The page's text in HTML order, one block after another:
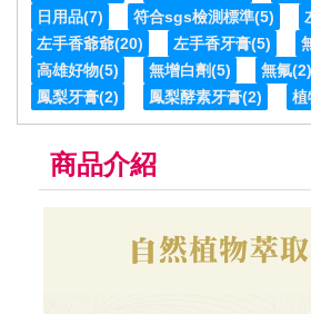
日用品(7) 符合sgs檢測標準(5)
左手香爺爺(20) 左手香牙膏(5)
高雄好物(5) 無增白劑(5) 無氟(2)
鳳梨牙膏(2) 鳳梨酵素牙膏(2) 植
商品介紹